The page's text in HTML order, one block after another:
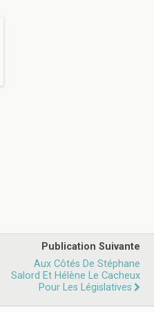
Publication Suivante
Aux Côtés De Stéphane
Salord Et Hélène Le Cacheux
Pour Les Législatives